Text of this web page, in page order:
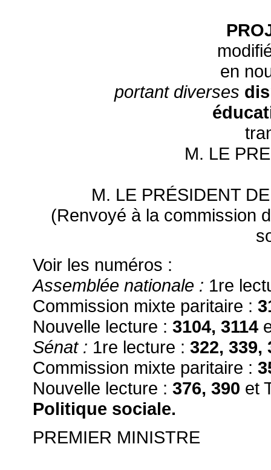
en
portant diverses
M. LE
M. LE PRÉSIDENT
(Renvoyé à la commission
Voir les numéros :
Assemblée nationale : 1re
Commission mixte paritaire :
Nouvelle lecture : 3104, 3114
Sénat : 1re lecture : 322, 339,
Commission mixte paritaire :
Nouvelle lecture : 376, 390 et
Politique sociale.
PREMIER MINISTRE